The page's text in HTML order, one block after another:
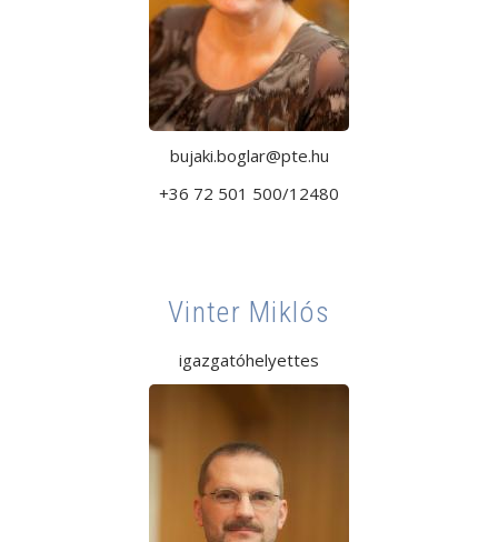
bujaki.boglar@pte.hu
+36 72 501 500/12480
Vinter Miklós
igazgatóhelyettes